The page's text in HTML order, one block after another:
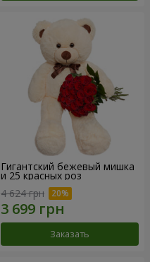
Гигантский бежевый мишка
и 25 красных роз
4 624 грн
Заказать